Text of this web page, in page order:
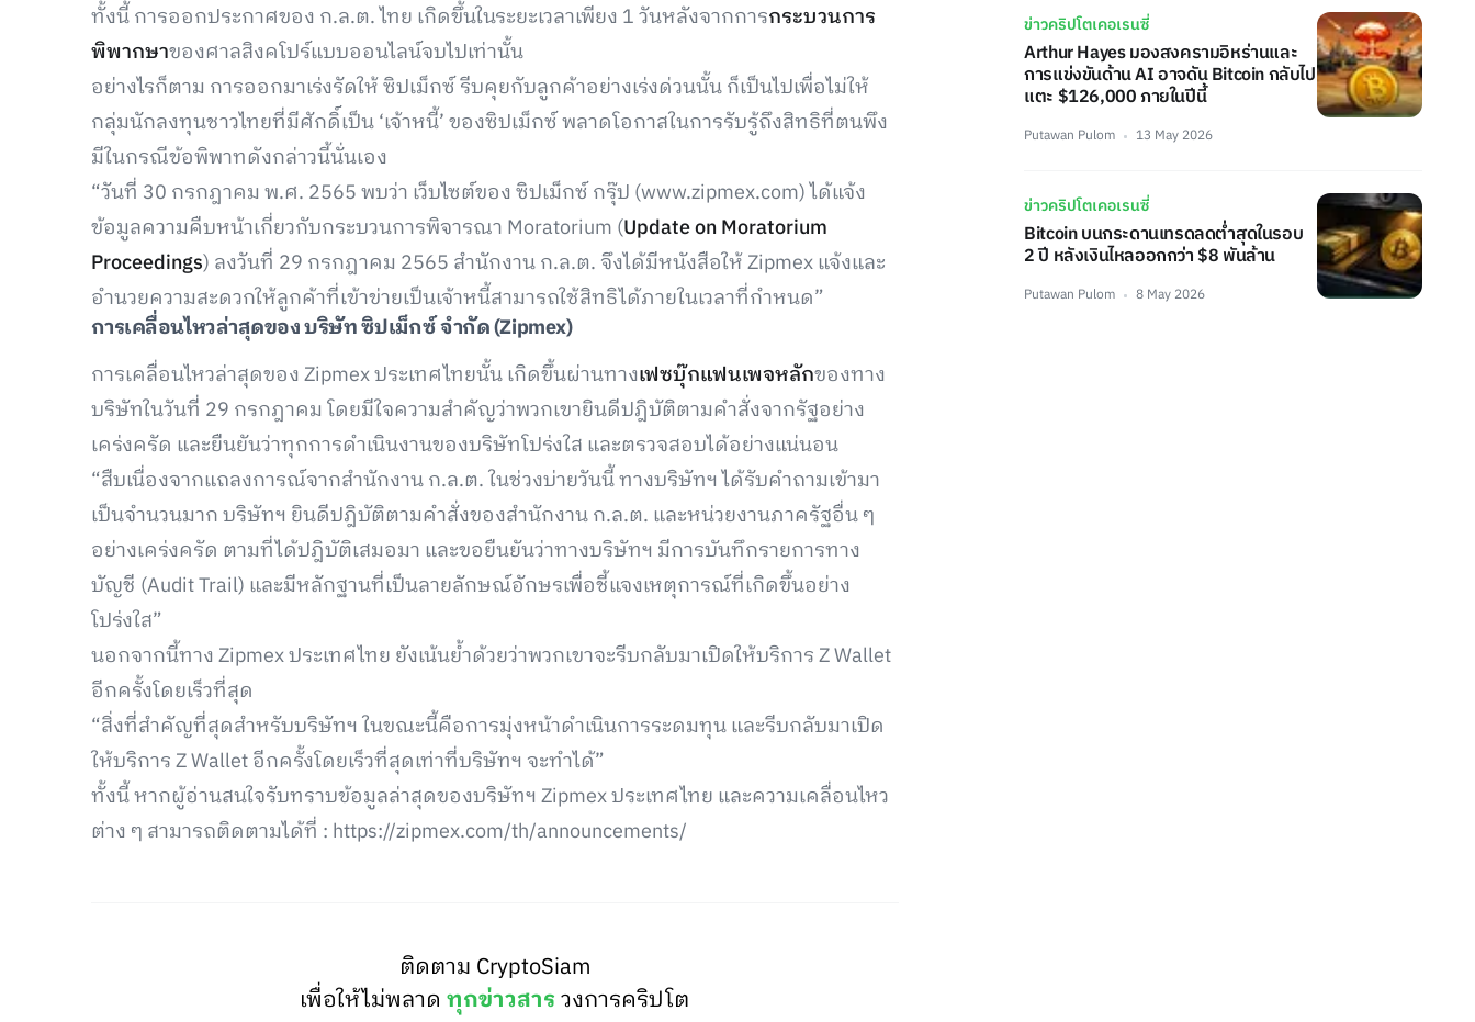
ทั้งนี้ การออกประกาศของ ก.ล.ต. ไทย เกิดขึ้นในระยะเวลาเพียง 1 วันหลังจากการกระบวนการ
พิพากษาของศาลสิงคโปร์แบบออนไลน์จบไปเท่านั้น
อย่างไรก็ตาม การออกมาเร่งรัดให้ ซิปเม็กซ์ รีบคุยกับลูกค้าอย่างเร่งด่วนนั้น ก็เป็นไปเพื่อไม่ให้
กลุ่มนักลงทุนชาวไทยที่มีศักดิ์เป็น ‘เจ้าหนี้’ ของซิปเม็กซ์ พลาดโอกาสในการรับรู้ถึงสิทธิที่ตนพึง
มีในกรณีข้อพิพาทดังกล่าวนี้นั่นเอง
“วันที่ 30 กรกฎาคม พ.ศ. 2565 พบว่า เว็บไซต์ของ ซิปเม็กซ์ กรุ๊ป (www.zipmex.com) ได้แจ้ง
ข้อมูลความคืบหน้าเกี่ยวกับกระบวนการพิจารณา Moratorium (Update on Moratorium
Proceedings) ลงวันที่ 29 กรกฎาคม 2565 สำนักงาน ก.ล.ต. จึงได้มีหนังสือให้ Zipmex แจ้งและ
อำนวยความสะดวกให้ลูกค้าที่เข้าข่ายเป็นเจ้าหนี้สามารถใช้สิทธิได้ภายในเวลาที่กำหนด”
การเคลื่อนไหวล่าสุดของ บริษัท ซิปเม็กซ์ จำกัด (Zipmex)
การเคลื่อนไหวล่าสุดของ Zipmex ประเทศไทยนั้น เกิดขึ้นผ่านทางเฟซบุ๊กแฟนเพจหลักของทาง
บริษัทในวันที่ 29 กรกฎาคม โดยมีใจความสำคัญว่าพวกเขายินดีปฎิบัติตามคำสั่งจากรัฐอย่าง
เคร่งครัด และยืนยันว่าทุกการดำเนินงานของบริษัทโปร่งใส และตรวจสอบได้อย่างแน่นอน
“สืบเนื่องจากแถลงการณ์จากสำนักงาน ก.ล.ต. ในช่วงบ่ายวันนี้ ทางบริษัทฯ ได้รับคำถามเข้ามา
เป็นจำนวนมาก บริษัทฯ ยินดีปฎิบัติตามคำสั่งของสำนักงาน ก.ล.ต. และหน่วยงานภาครัฐอื่น ๆ
อย่างเคร่งครัด ตามที่ได้ปฎิบัติเสมอมา และขอยืนยันว่าทางบริษัทฯ มีการบันทึกรายการทาง
บัญชี (Audit Trail) และมีหลักฐานที่เป็นลายลักษณ์อักษรเพื่อชี้แจงเหตุการณ์ที่เกิดขึ้นอย่าง
โปร่งใส”
นอกจากนี้ทาง Zipmex ประเทศไทย ยังเน้นย้ำด้วยว่าพวกเขาจะรีบกลับมาเปิดให้บริการ Z Wallet
อีกครั้งโดยเร็วที่สุด
“สิ่งที่สำคัญที่สุดสำหรับบริษัทฯ ในขณะนี้คือการมุ่งหน้าดำเนินการระดมทุน และรีบกลับมาเปิด
ให้บริการ Z Wallet อีกครั้งโดยเร็วที่สุดเท่าที่บริษัทฯ จะทำได้”
ทั้งนี้ หากผู้อ่านสนใจรับทราบข้อมูลล่าสุดของบริษัทฯ Zipmex ประเทศไทย และความเคลื่อนไหว
ต่าง ๆ สามารถติดตามได้ที่ : https://zipmex.com/th/announcements/
ติดตาม CryptoSiam
เพื่อให้ไม่พลาดทุกข่าวสารวงการคริปโต
ข่าวคริปโตเคอเรนซี่
Arthur Hayes มองสงครามอิหร่านและ
การแข่งขันด้าน AI อาจดัน Bitcoin กลับไป
แตะ $126,000 ภายในปีนี้
Putawan Pulom 13 May 2026
ข่าวคริปโตเคอเรนซี่
Bitcoin บนกระดานเทรดลดต่ำสุดในรอบ
2 ปี หลังเงินไหลออกกว่า $8 พันล้าน
Putawan Pulom 8 May 2026